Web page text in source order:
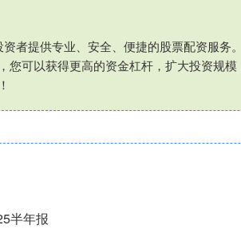
者提供专业、安全、便捷的股票配资服务
可以获得更高的资金杠杆，扩大投资规
半年报